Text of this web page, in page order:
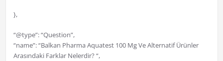
},
“@type”: “Question”,
“name”: “Balkan Pharma Aquatest 100 Mg Ve Alternatif Ürünler
Arasındaki Farklar Nelerdir? “,